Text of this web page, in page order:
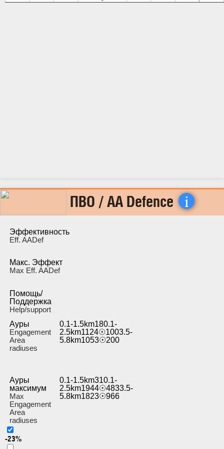
ПВО / AA Defence i
Эффективность
Eff. AADef
Макс. Эффект
Max Eff. AADef
Помощь/
Поддержка
Help/support
Ауры
Engagement
Area
radiuses
0.1-1.5km180.1-
2.5km1124☉1003.5-
5.8km1053☉200
Ауры
максимум
Max
Engagement
Area
radiuses
0.1-1.5km310.1-
2.5km1944☉4833.5-
5.8km1823☉966
-23%